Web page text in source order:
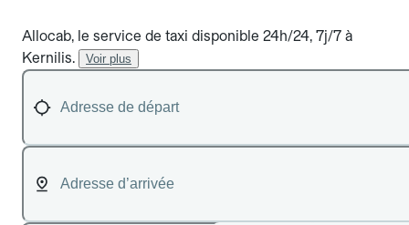
Allocab, le service de taxi disponible 24h/24, 7j/7 à
Kernilis.
Voir plus